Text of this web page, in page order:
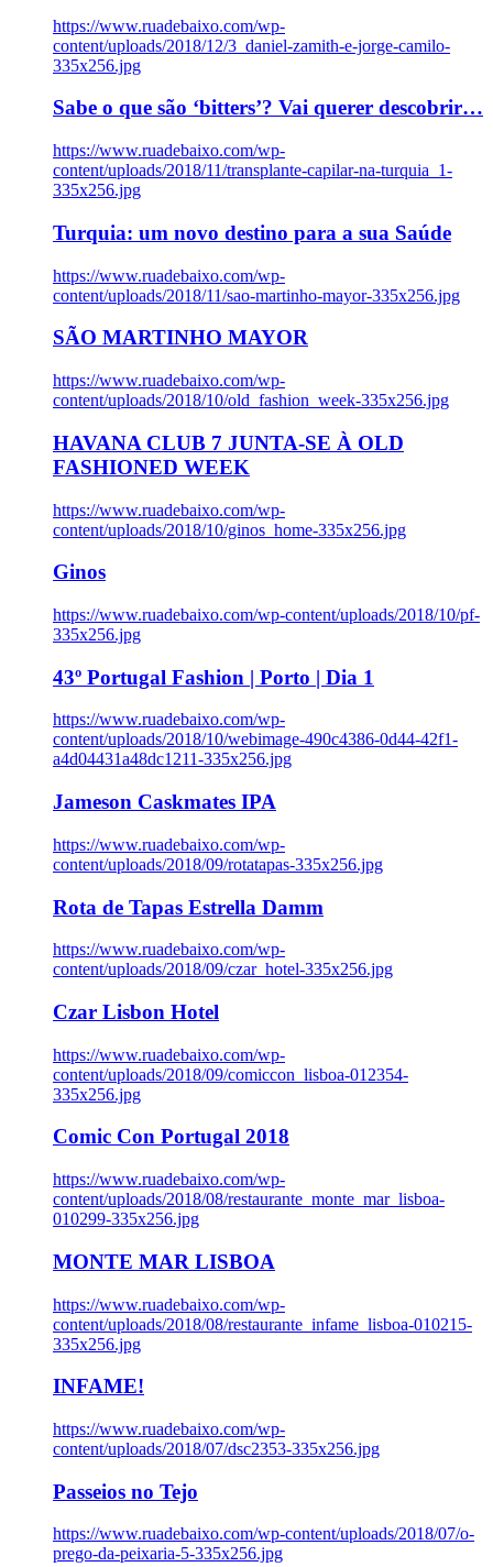
https://www.ruadebaixo.com/wp-
content/uploads/2018/12/3_daniel-zamith-e-jorge-camilo-
335x256.jpg
Sabe o que são ‘bitters’? Vai querer descobrir…
https://www.ruadebaixo.com/wp-
content/uploads/2018/11/transplante-capilar-na-turquia_1-
335x256.jpg
Turquia: um novo destino para a sua Saúde
https://www.ruadebaixo.com/wp-
content/uploads/2018/11/sao-martinho-mayor-335x256.jpg
SÃO MARTINHO MAYOR
https://www.ruadebaixo.com/wp-
content/uploads/2018/10/old_fashion_week-335x256.jpg
HAVANA CLUB 7 JUNTA-SE À OLD
FASHIONED WEEK
https://www.ruadebaixo.com/wp-
content/uploads/2018/10/ginos_home-335x256.jpg
Ginos
https://www.ruadebaixo.com/wp-content/uploads/2018/10/pf-
335x256.jpg
43º Portugal Fashion | Porto | Dia 1
https://www.ruadebaixo.com/wp-
content/uploads/2018/10/webimage-490c4386-0d44-42f1-
a4d04431a48dc1211-335x256.jpg
Jameson Caskmates IPA
https://www.ruadebaixo.com/wp-
content/uploads/2018/09/rotatapas-335x256.jpg
Rota de Tapas Estrella Damm
https://www.ruadebaixo.com/wp-
content/uploads/2018/09/czar_hotel-335x256.jpg
Czar Lisbon Hotel
https://www.ruadebaixo.com/wp-
content/uploads/2018/09/comiccon_lisboa-012354-
335x256.jpg
Comic Con Portugal 2018
https://www.ruadebaixo.com/wp-
content/uploads/2018/08/restaurante_monte_mar_lisboa-
010299-335x256.jpg
MONTE MAR LISBOA
https://www.ruadebaixo.com/wp-
content/uploads/2018/08/restaurante_infame_lisboa-010215-
335x256.jpg
INFAME!
https://www.ruadebaixo.com/wp-
content/uploads/2018/07/dsc2353-335x256.jpg
Passeios no Tejo
https://www.ruadebaixo.com/wp-content/uploads/2018/07/o-
prego-da-peixaria-5-335x256.jpg